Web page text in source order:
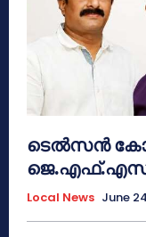
ടെൽസൻ
ജെ.എഫ്.എസ്.
Local News June